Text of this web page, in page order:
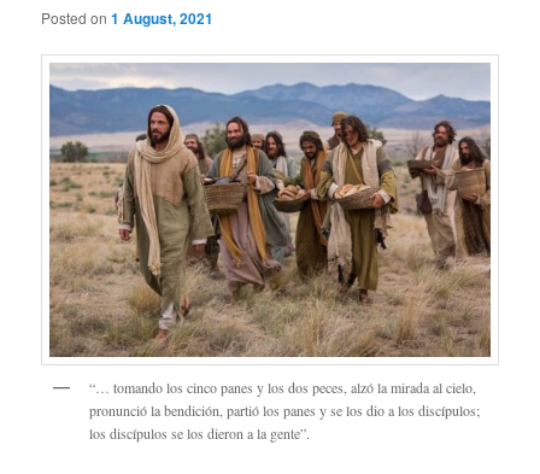
Posted on1 August, 2021
“… tomando los cinco panes y los dos peces, alzó la mirada al cielo,
pronunció la bendición, partió los panes y se los dio a los discípulos;
los discípulos se los dieron a la gente”.